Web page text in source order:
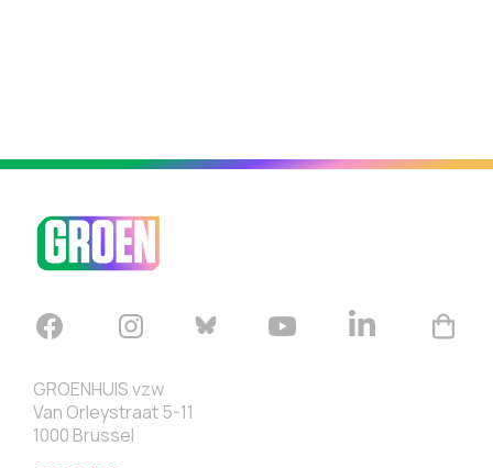
GROENHUIS vzw
Van Orleystraat 5-11
1000 Brussel